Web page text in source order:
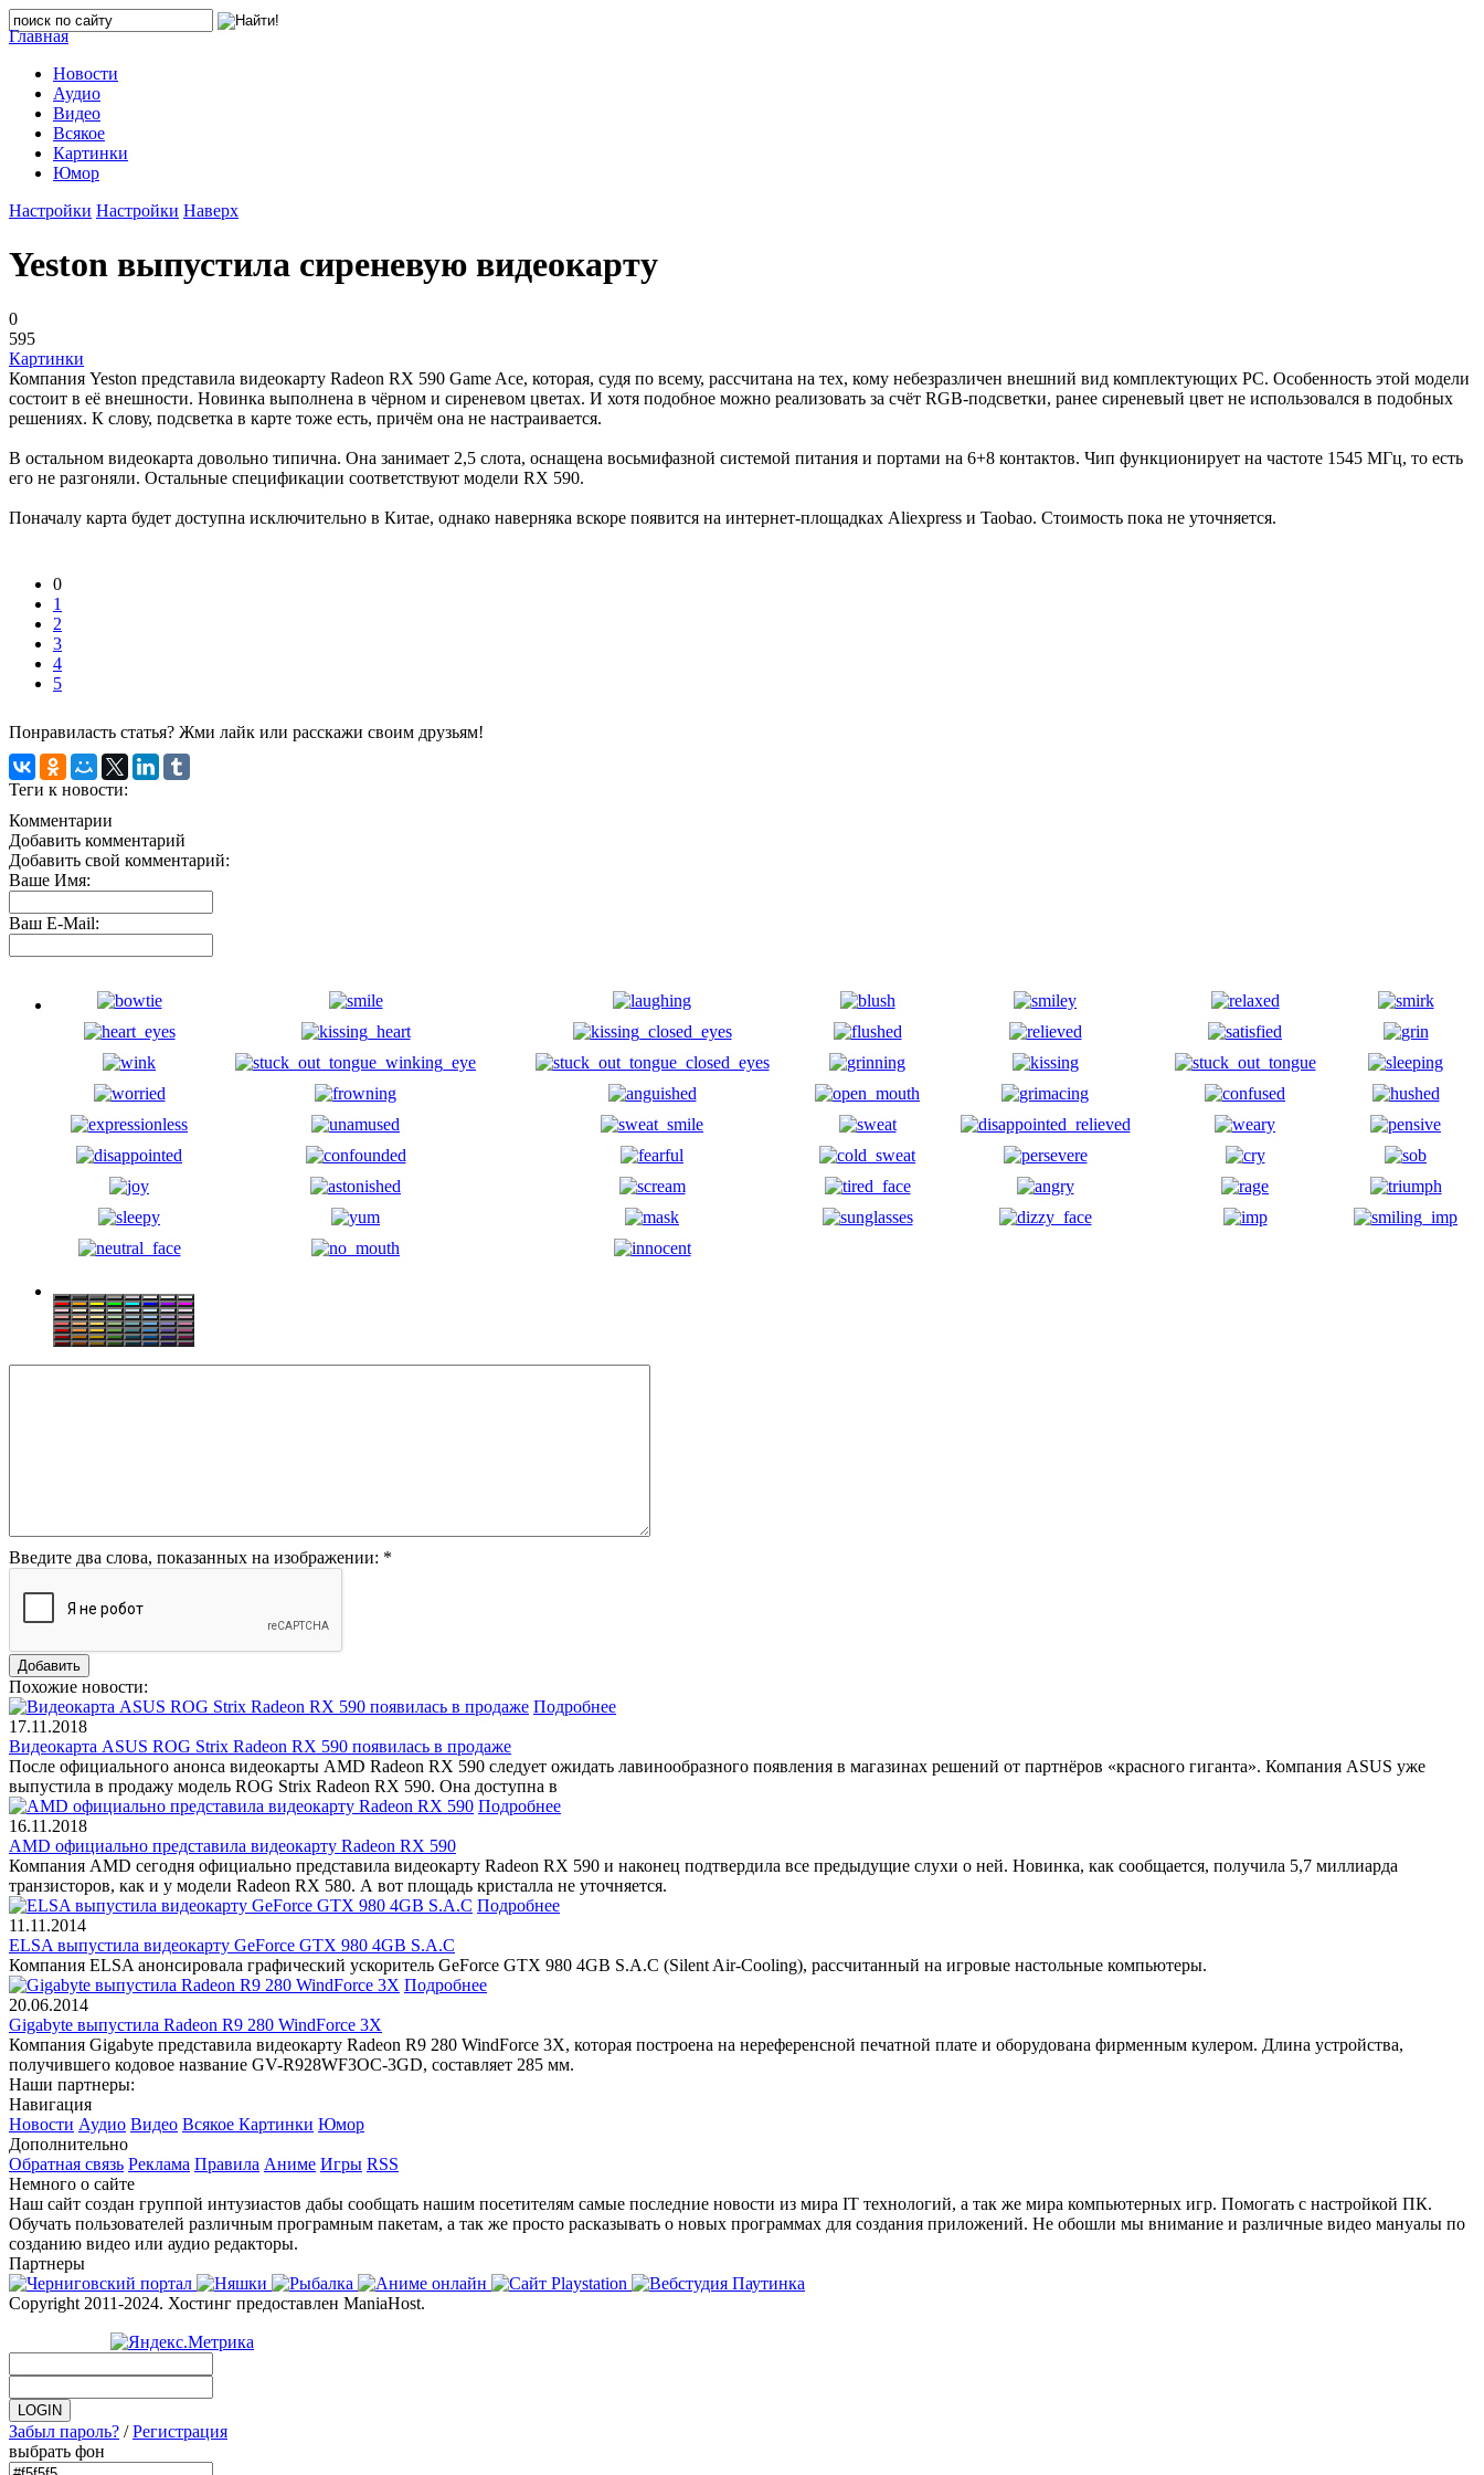
Главная
Новости
Аудио
Видео
Всякое
Картинки
Юмор
Настройки Настройки Наверх
Yeston выпустила сиреневую видеокарту
0
595
Картинки
Компания Yeston представила видеокарту Radeon RX 590 Game Ace, которая, судя по всему, рассчитана на тех, кому небезразличен внешний вид комплектующих PC. Особенность этой модели
состоит в её внешности. Новинка выполнена в чёрном и сиреневом цветах. И хотя подобное можно реализовать за счёт RGB-подсветки, ранее сиреневый цвет не использовался в подобных
решениях. К слову, подсветка в карте тоже есть, причём она не настраивается.
В остальном видеокарта довольно типична. Она занимает 2,5 слота, оснащена восьмифазной системой питания и портами на 6+8 контактов. Чип функционирует на частоте 1545 МГц, то есть
его не разгоняли. Остальные спецификации соответствуют модели RX 590.
Поначалу карта будет доступна исключительно в Китае, однако наверняка вскоре появится на интернет-площадках Aliexpress и Taobao. Стоимость пока не уточняется.
0
1
2
3
4
5
Понравиласть статья? Жми лайк или расскажи своим друзьям!
Теги к новости:
Комментарии
Добавить комментарий
Добавить свой комментарий:
Ваше Имя:
Ваш E-Mail:
Введите два слова, показанных на изображении: *
Похожие новости:
Подробнее
17.11.2018
Видеокарта ASUS ROG Strix Radeon RX 590 появилась в продаже
После официального анонса видеокарты AMD Radeon RX 590 следует ожидать лавинообразного появления в магазинах решений от партнёров «красного гиганта». Компания ASUS уже
выпустила в продажу модель ROG Strix Radeon RX 590. Она доступна в
Подробнее
16.11.2018
AMD официально представила видеокарту Radeon RX 590
Компания AMD сегодня официально представила видеокарту Radeon RX 590 и наконец подтвердила все предыдущие слухи о ней. Новинка, как сообщается, получила 5,7 миллиарда
транзисторов, как и у модели Radeon RX 580. А вот площадь кристалла не уточняется.
Подробнее
11.11.2014
ELSA выпустила видеокарту GeForce GTX 980 4GB S.A.C
Компания ELSA анонсировала графический ускоритель GeForce GTX 980 4GB S.A.C (Silent Air-Cooling), рассчитанный на игровые настольные компьютеры.
Подробнее
20.06.2014
Gigabyte выпустила Radeon R9 280 WindForce 3X
Компания Gigabyte представила видеокарту Radeon R9 280 WindForce 3X, которая построена на нереференсной печатной плате и оборудована фирменным кулером. Длина устройства,
получившего кодовое название GV-R928WF3OC-3GD, составляет 285 мм.
Наши партнеры:
Навигация
Новости Аудио Видео Всякое Картинки Юмор
Дополнительно
Обратная связь Реклама Правила Аниме Игры RSS
Немного о сайте
Наш сайт создан группой интузиастов дабы сообщать нашим посетителям самые последние новости из мира IT технологий, а так же мира компьютерных игр. Помогать с настройкой ПК.
Обучать пользователей различным програмным пакетам, а так же просто расказывать о новых программах для создания приложений. Не обошли мы внимание и различные видео мануалы по
созданию видео или аудио редакторы.
Партнеры
Copyright 2011-2024. Хостинг предоставлен ManiaHost.
Забыл пароль? /Регистрация
выбрать фон